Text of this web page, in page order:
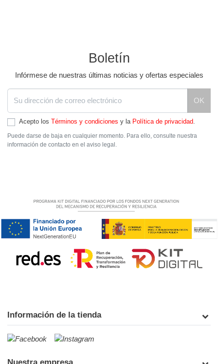
Boletín
Infórmese de nuestras últimas noticias y ofertas especiales
OK
Acepto los Términos y condiciones y la Política de privacidad
Puede darse de baja en cualquier momento. Para ello, consulte nuestra
información de contacto en el aviso legal.
Información de la tienda
Nuestra empresa